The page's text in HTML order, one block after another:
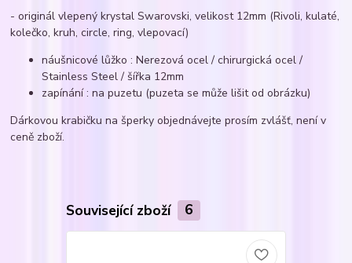
- originál vlepený krystal Swarovski, velikost 12mm (Rivoli, kulaté,
kolečko, kruh, circle, ring, vlepovací)
náušnicové lůžko : Nerezová ocel / chirurgická ocel /
Stainless Steel / šířka 12mm
zapínání : na puzetu (puzeta se může lišit od obrázku)
Dárkovou krabičku na šperky objednávejte prosím zvlášť, není v
ceně zboží.
Související zboží 6